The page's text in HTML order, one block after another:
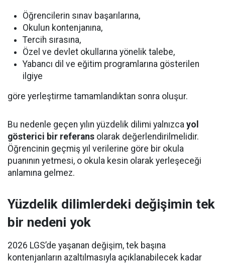
Öğrencilerin sınav başarılarına,
Okulun kontenjanına,
Tercih sırasına,
Özel ve devlet okullarına yönelik talebe,
Yabancı dil ve eğitim programlarına gösterilen
ilgiye
göre yerleştirme tamamlandıktan sonra oluşur.
Bu nedenle geçen yılın yüzdelik dilimi yalnızca yol
gösterici bir referans olarak değerlendirilmelidir.
Öğrencinin geçmiş yıl verilerine göre bir okula
puanının yetmesi, o okula kesin olarak yerleşeceği
anlamına gelmez.
Yüzdelik dilimlerdeki değişimin tek
bir nedeni yok
2026 LGS’de yaşanan değişim, tek başına
kontenjanların azaltılmasıyla açıklanabilecek kadar